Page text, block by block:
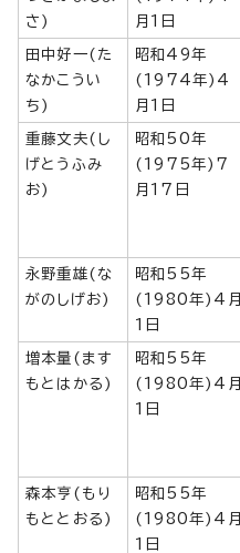
さ)
月1日
田中好一(た
なかこうい
ち)
昭和49年
(1974年)4
月1日
重藤文夫(し
げとうふみ
お)
昭和50年
(1975年)7
月17日
永野重雄(な
がのしげお)
昭和55年
(1980年)4月
1日
増本量(ます
もとはかる)
昭和55年
(1980年)4月
1日
森本亨(もり
もととおる)
昭和55年
(1980年)4月
1日